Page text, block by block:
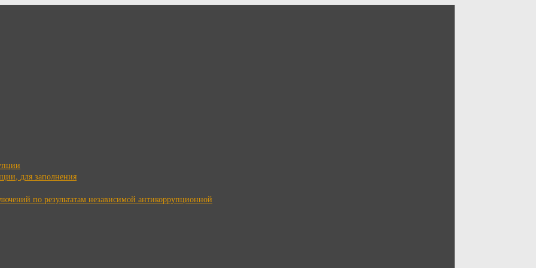
для заполнения
по результатам независимой антикоррупционной